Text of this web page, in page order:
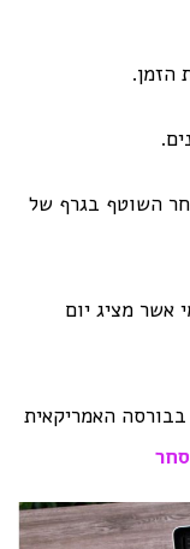
השוטף בגרף של
אשר מציג יום
בבורסה האמריקאית